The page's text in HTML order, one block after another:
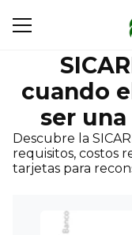
cuando
ser
Descubre la
requisitos, costos
tarjetas para